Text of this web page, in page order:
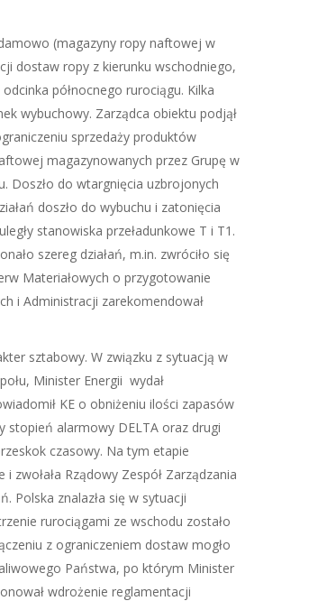
(magazyny ropy naftowej w
dostaw ropy z kierunku wschodniego,
północnego rurociągu. Kilka
wybuchowy. Zarządca obiektu podjął
sprzedaży produktów
magazynowanych przez Grupę w
Doszło do wtargnięcia uzbrojonych
doszło do wybuchu i zatonięcia
stanowiska przeładunkowe T i T1.
szereg działań, m.in. zwróciło się
Materiałowych o przygotowanie
i Administracji zarekomendował
sztabowy. W związku z sytuacją w
Minister Energii wydał
KE o obniżeniu ilości zapasów
stopień alarmowy DELTA oraz drugi
czasowy. Na tym etapie
Rządowy Zespół Zarządzania
Polska znalazła się w sytuacji
rurociągami ze wschodu zostało
z ograniczeniem dostaw mogło
Państwa, po którym Minister
wdrożenie reglamentacji